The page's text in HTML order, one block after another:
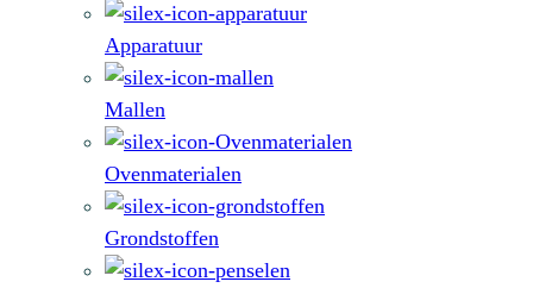
Apparatuur
Mallen
Ovenmaterialen
Grondstoffen